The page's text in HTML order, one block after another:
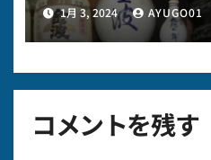
1月 3, 2024 AYUGO01
コメントを残す